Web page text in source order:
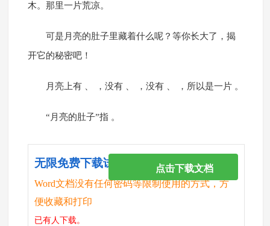
木。那里一片荒凉。
可是月亮的肚子里藏着什么呢？等你长大了，揭
开它的秘密吧！
月亮上有 、 ，没有 、 ，没有 、 ，所以是一片 。
“月亮的肚子”指 。
无限免费下载试卷
Word文档没有任何密码等限制使用的方式，方
便收藏和打印
已有人下载。
点击下载文档